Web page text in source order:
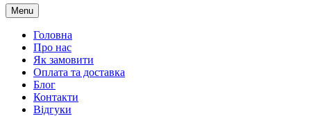
Menu
Головна
Про нас
Як замовити
Оплата та доставка
Блог
Контакти
Відгуки